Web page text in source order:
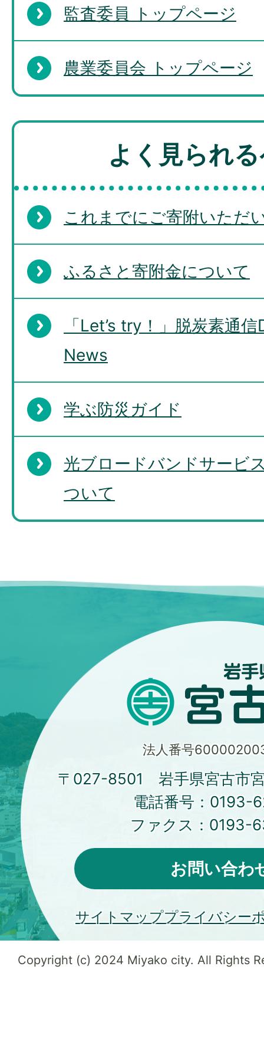
監査委員 トップページ
農業委員会 トップページ
よく見られ
これまでにご寄附いただ
ふるさと寄附金について
「Let’s try！」脱炭素通
News
学ぶ防災ガイド
光ブロードバンドサービ
ついて
法人番号
〒027-8501 岩手県宮古市
電話番号： 0193-
ファクス： 0193-
お問い合わ
サイトマッププライバシー
Copyright (c) 2024 Miyako city. All Rights